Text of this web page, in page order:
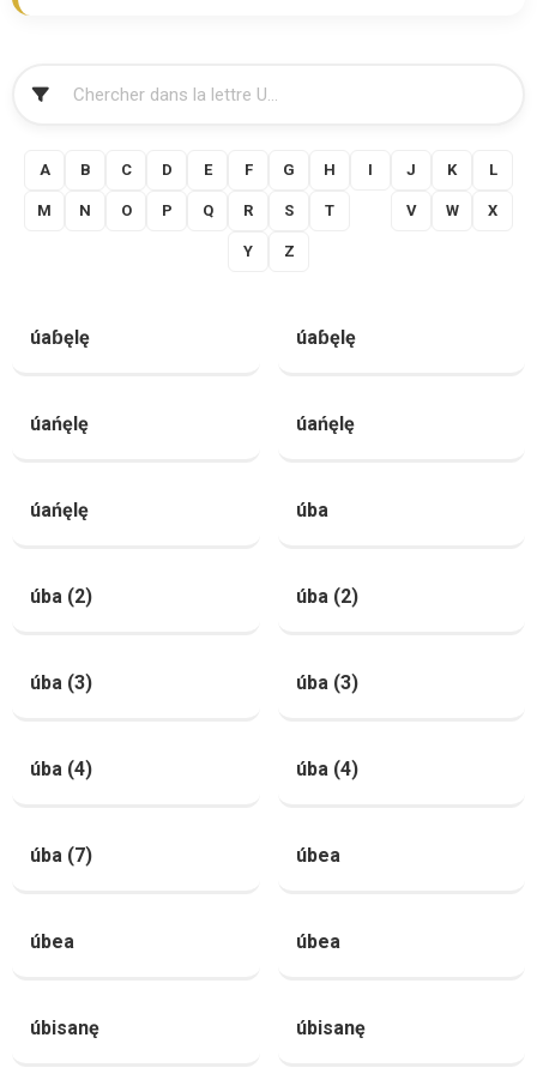
A B C D E F G H I J K L
M N O P Q R S T V W X
Y Z
úaɓęlę úaɓęlę
úańęlę úańęlę
úańęlę úba
úba (2) úba (2)
úba (3) úba (3)
úba (4) úba (4)
úba (7) úbea
úbea úbea
úbisanę úbisanę